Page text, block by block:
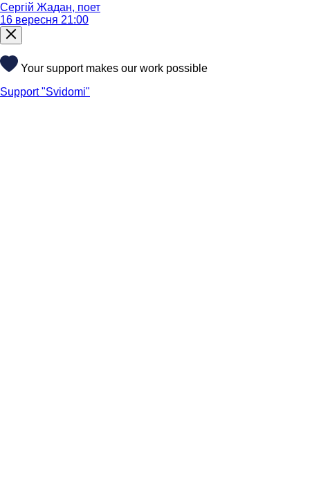
Сергій Жадан, поет
16 вересня 21:00
Your support makes our work possible
Support "Svidomi"